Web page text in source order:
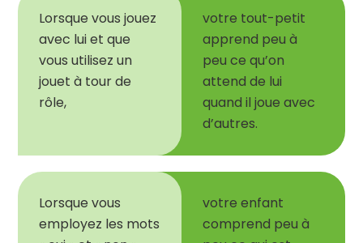
Lorsque vous jouez
avec lui et que
vous utilisez un
jouet à tour de
rôle,
votre tout-petit
apprend peu à
peu ce qu’on
attend de lui
quand il joue avec
d’autres.
Lorsque vous
employez les mots
votre enfant
comprend peu à